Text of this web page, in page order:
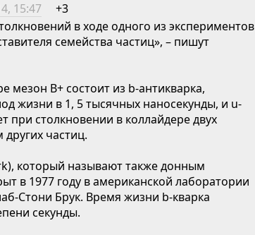
15:47
+3
в ходе одного из экспериментов
семейства частиц», – пишут
B+ состоит из b-антикварка,
жизни в 1, 5 тысячных наносекунды, и u-
при столкновении в коллайдере двух
частиц.
который называют также донным
в 1977 году в американской лаборатории
Стони Брук. Время жизни b-кварка
секунды.